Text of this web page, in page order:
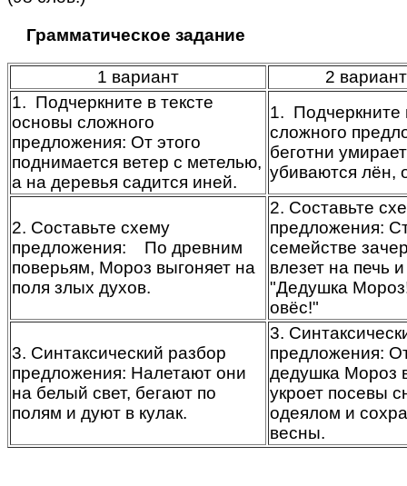
Грамматическое задание
1 вариант
2
1. Подчеркните в тексте
основы сложного
предложения: От этого
поднимается ветер с метелью,
а на деревья садится иней.
1. Подчеркните
сложного
беготни
убиваются лён,
2. Составьте схему
предложения: По древним
поверьям, Мороз выгоняет на
поля злых духов.
2. Составьте
предложения:
семействе
влезет на печь
"Дедушка
овёс!"
3. Синтаксический разбор
предложения: Налетают они
на белый свет, бегают по
полям и дуют в кулак.
3.
предложения:
дедушка Мороз
укроет посевы
одеялом и
весны.